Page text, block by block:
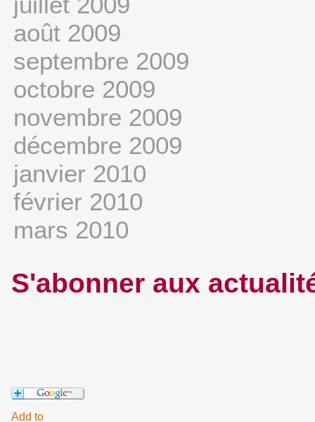
août 2009
septembre 2009
octobre 2009
novembre 2009
décembre 2009
janvier 2010
février 2010
mars 2010
S'abonner aux